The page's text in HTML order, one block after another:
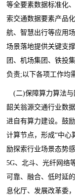
等全要素数据标准化
索交通数据要素产品
航、智慧出行等应用
场景落地提供关键支
团、机场集团、铁投
负责;以下各项工作均
(二)保障算力算法与
韶关翁源交通行业数
进自有算力建设。鼓
计算节点，形成“中心
励探索行业场景态势
5G、北斗、光纤网络
可靠、融合、低时延
息化厅、发展改革委